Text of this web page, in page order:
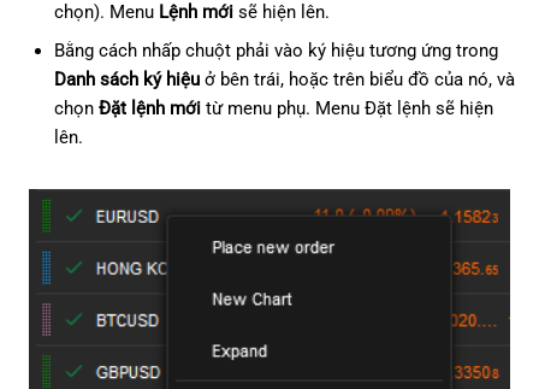
中文
日本語
Français
Polski
Русский
Türkçe
Chỉnh sửa lệnh chờ
Hủy lệnh chờ
Sự kiện lệnh
Thiết lập cắt lỗ và chốt lời
chọn). Menu Lệnh mớisẽ hiện lên.
Bằng cách nhấp chuột phải vào ký hiệu tương ứng trong
Danh sách ký hiệuở bên trái, hoặc trên biểu đồ của nó, và
chọn Đặt lệnh mớitừ menu phụ. Menu Đặt lệnh sẽ hiện
lên.